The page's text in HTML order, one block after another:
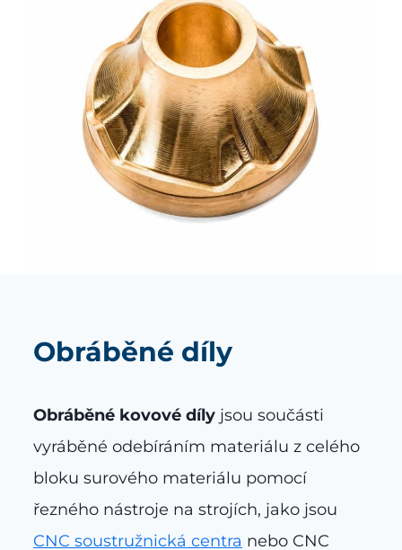
Obráběné díly
Obráběné kovové díly jsou součásti
vyráběné odebíráním materiálu z celého
bloku surového materiálu pomocí
řezného nástroje na strojích, jako jsou
CNC soustružnická centra nebo CNC